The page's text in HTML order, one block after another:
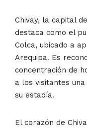
Chivay, la capital
destaca como el
Colca, ubicado a
Arequipa. Es
concentración de
a los visitantes
su estadía.
El corazón de